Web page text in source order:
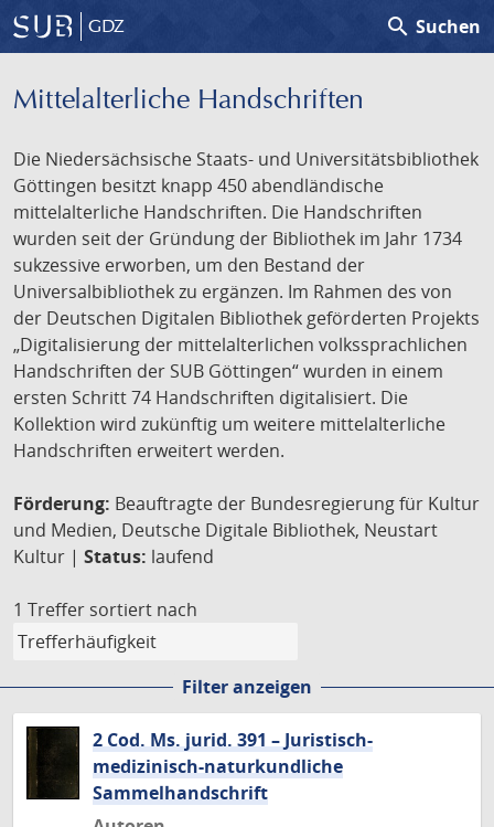
GDZ search Suchen
Mittelalterliche Handschriften
Die Niedersächsische Staats- und Universitätsbibliothek
Göttingen besitzt knapp 450 abendländische
mittelalterliche Handschriften. Die Handschriften
wurden seit der Gründung der Bibliothek im Jahr 1734
sukzessive erworben, um den Bestand der
Universalbibliothek zu ergänzen. Im Rahmen des von
der Deutschen Digitalen Bibliothek geförderten Projekts
„Digitalisierung der mittelalterlichen volkssprachlichen
Handschriften der SUB Göttingen“ wurden in einem
ersten Schritt 74 Handschriften digitalisiert. Die
Kollektion wird zukünftig um weitere mittelalterliche
Handschriften erweitert werden.
Förderung: Beauftragte der Bundesregierung für Kultur
und Medien, Deutsche Digitale Bibliothek, Neustart
Kultur | Status: laufend
1 Treffer sortiert nach
Filter anzeigen
2 Cod. Ms. jurid. 391 – Juristisch-
medizinisch-naturkundliche
Sammelhandschrift